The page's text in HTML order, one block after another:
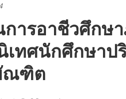
ารอาชีวศึกษ
เทศนักศึกษาป
ณฑิต